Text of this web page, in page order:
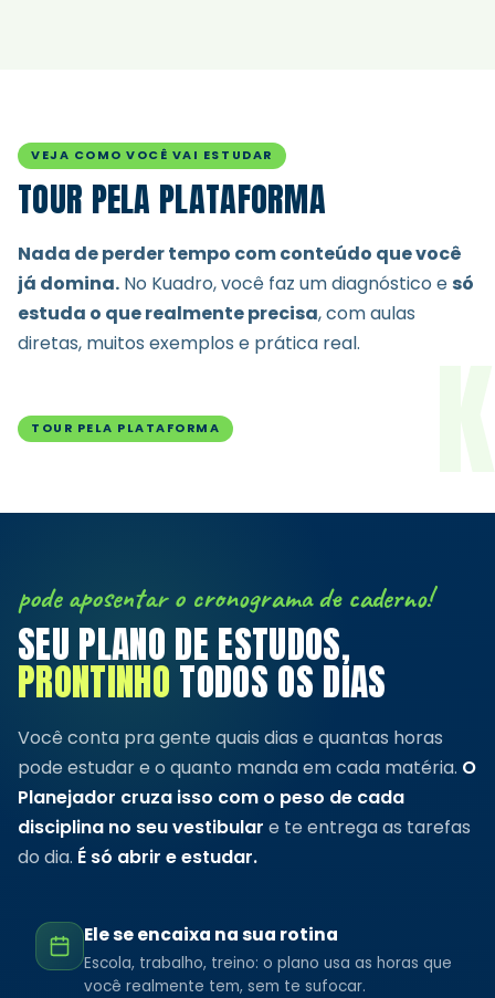
VEJA COMO VOCÊ VAI ESTUDAR
TOUR PELA PLATAFORMA
Nada de perder tempo com conteúdo que você
já domina. No Kuadro, você faz um diagnóstico e só
estuda o que realmente precisa, com aulas
diretas, muitos exemplos e prática real.
TOUR PELA PLATAFORMA
pode aposentar o cronograma de caderno!
SEU PLANO DE ESTUDOS,
PRONTINHOTODOS OS DIAS
Você conta pra gente quais dias e quantas horas
pode estudar e o quanto manda em cada matéria. O
Planejador cruza isso com o peso de cada
disciplina no seu vestibular e te entrega as tarefas
do dia. É só abrir e estudar.
Ele se encaixa na sua rotina
Escola, trabalho, treino: o plano usa as horas que
você realmente tem, sem te sufocar.